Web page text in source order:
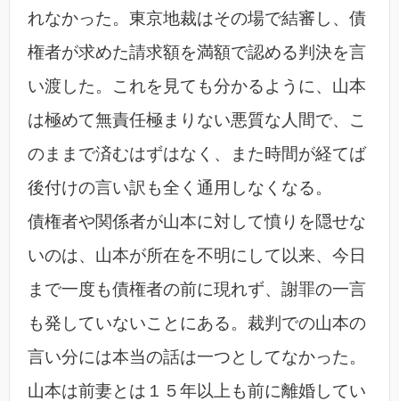
れなかった。東京地裁はその場で結審し、債
権者が求めた請求額を満額で認める判決を言
い渡した。これを見ても分かるように、山本
は極めて無責任極まりない悪質な人間で、こ
のままで済むはずはなく、また時間が経てば
後付けの言い訳も全く通用しなくなる。
債権者や関係者が山本に対して憤りを隠せな
いのは、山本が所在を不明にして以来、今日
まで一度も債権者の前に現れず、謝罪の一言
も発していないことにある。裁判での山本の
言い分には本当の話は一つとしてなかった。
山本は前妻とは１５年以上も前に離婚してい